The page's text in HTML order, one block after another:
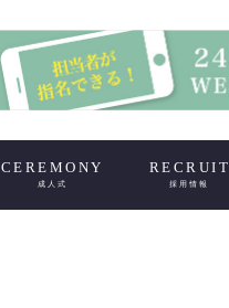
CEREMONY
成人式
RECRUIT
採用情報